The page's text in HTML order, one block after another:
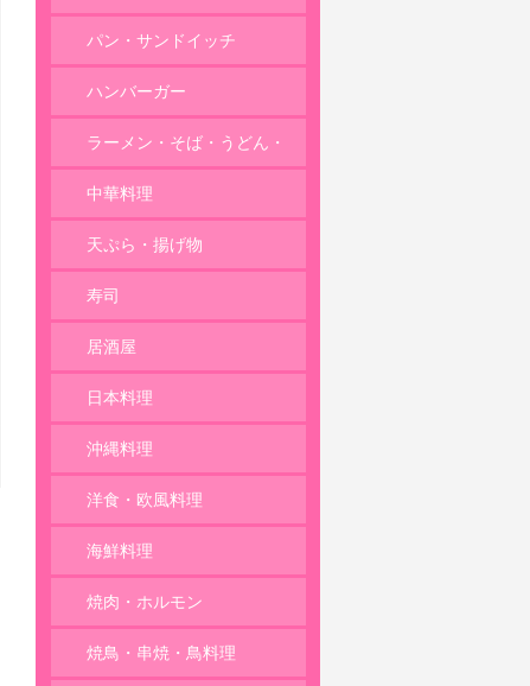
パン・サンドイッチ
ハンバーガー
ラーメン・そば・うどん・
麺類
中華料理
天ぷら・揚げ物
寿司
居酒屋
日本料理
沖縄料理
洋食・欧風料理
海鮮料理
焼肉・ホルモン
焼鳥・串焼・鳥料理